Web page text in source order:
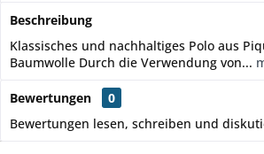
Beschreibung
Klassisches und nachhaltiges Polo aus
Baumwolle Durch die Verwendung von...
Bewertungen
0
Bewertungen lesen, schreiben und